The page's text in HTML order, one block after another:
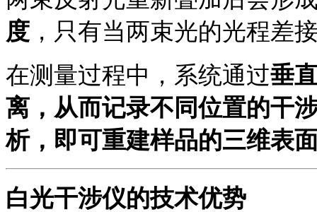
度 ，只有当两束光的光程差
在测量过程中，系统通过垂
离，从而记录不同位置的干
析，即可重建样品的三维表
白光干涉仪的技术优势